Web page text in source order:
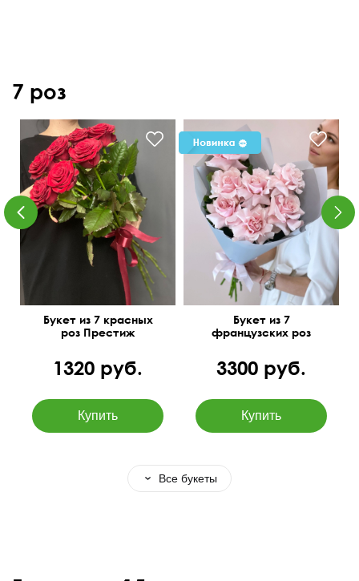
7 роз
50 см 20 см
Букет из 7 красных
роз Престиж
1320 руб.
Букет из 7
французских роз
3300 руб.
Все букеты